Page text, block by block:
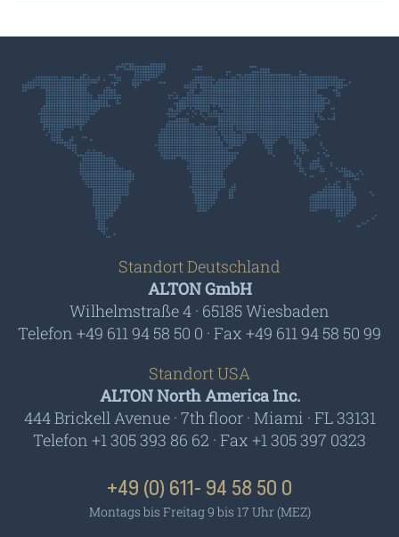
Standort Deutschland
ALTON GmbH
Wilhelmstraße 4 · 65185 Wiesbaden
Telefon +49 611 94 58 50 0 · Fax +49 611 94 58 50 99
Standort USA
ALTON North America Inc.
444 Brickell Avenue · 7th floor · Miami · FL 33131
Telefon +1 305 393 86 62 · Fax +1 305 397 0323
+49 (0) 611- 94 58 50 0
Montags bis Freitag 9 bis 17 Uhr (MEZ)